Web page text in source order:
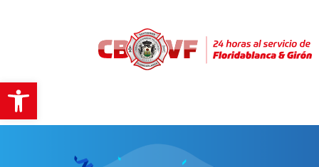
Abrir barra de herramientas